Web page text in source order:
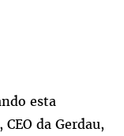
esta
da Gerdau,